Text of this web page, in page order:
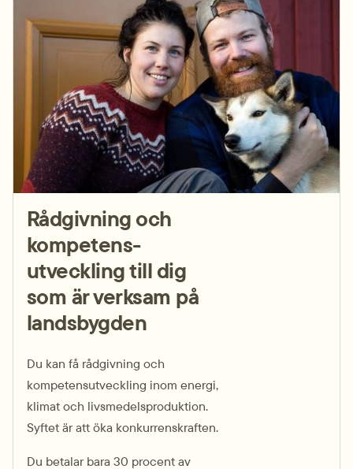
Rådgivning och
kompetens­
utveckling till dig
som är verksam på
landsbygden
Du kan få rådgivning och
kompetens­utveckling inom energi,
klimat och livsmedelsproduktion.
Syftet är att öka konkurrens­kraften.
Du betalar bara 30 procent av